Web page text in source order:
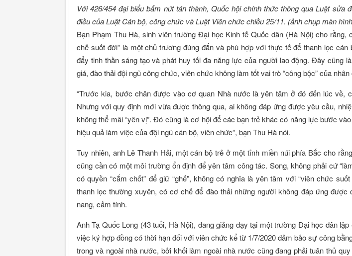
Với 426/454 đại biểu bấm nút tán thành, Quốc hội chính thức thông qua Luật sửa
điều của Luật Cán bộ, công chức và Luật Viên chức chiều 25/11. (ảnh chụp màn
Bạn Phạm Thu Hà, sinh viên trường Đại học Kinh tế Quốc dân (Hà Nội) cho rằng,
chế suốt đời” là một chủ trương đúng đắn và phù hợp với thực tế để thanh lọc cán
đẩy tinh thần sáng tạo và phát huy tối đa năng lực của người lao động. Đây cũng
giá, đào thải đội ngũ công chức, viên chức không làm tốt vai trò “công bộc” của nhân
“Trước kia, bước chân được vào cơ quan Nhà nước là yên tâm ở đó đến lúc về,
Nhưng với quy định mới vừa được thông qua, ai không đáp ứng được yêu cầu,
không thể mãi “yên vị”. Đó cũng là cơ hội để các bạn trẻ khác có năng lực bước
hiệu quả làm việc của đội ngũ cán bộ, viên chức”, bạn Thu Hà nói.
Tuy nhiên, anh Lê Thanh Hải, một cán bộ trẻ ở một tỉnh miền núi phía Bắc cho
cũng cần có một môi trường ổn định để yên tâm công tác. Song, không phải cứ
có quyền “cắm chốt” để giữ “ghế”, không có nghĩa là yên tâm với “viên chức
thanh lọc thường xuyên, có cơ chế để đào thải những người không đáp ứng được
nang, cảm tính.
Anh Tạ Quốc Long (43 tuổi, Hà Nội), đang giảng dạy tại một trường Đại học dân
việc ký hợp đồng có thời hạn đối với viên chức kể từ 1/7/2020 đảm bảo sự công
trong và ngoài nhà nước, bởi khối làm ngoài nhà nước cũng đang phải tuân thủ